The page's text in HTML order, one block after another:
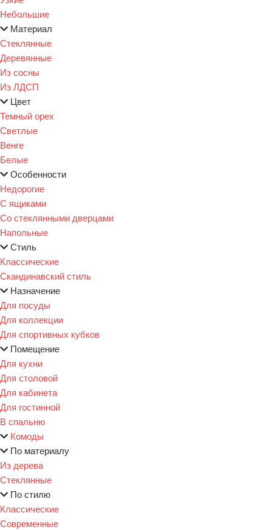
Небольшие
Материал
Стеклянные
Деревянные
Из сосны
Из ЛДСП
Цвет
Темный орех
Светлые
Венге
Белые
Особенности
Недорогие
С ящиками
Со стеклянными дверцами
Напольные
Стиль
Классические
Скандинавский стиль
Назначение
Для посуды
Для коллекции
Для спортивных кубков
Помещение
Для кухни
Для столовой
Для кабинета
Для гостинной
В спальню
Комоды
По материалу
Из дерева
Стеклянные
По стилю
Классические
Современные